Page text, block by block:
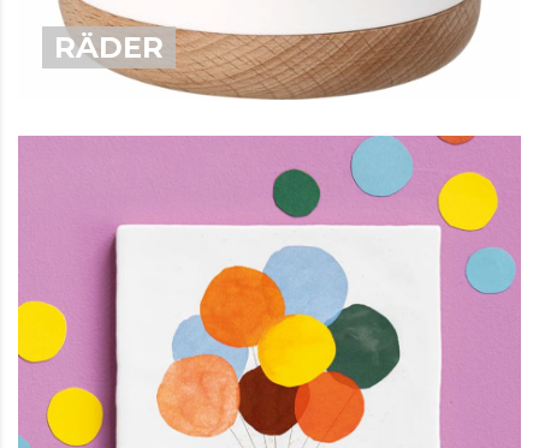
RÄDER